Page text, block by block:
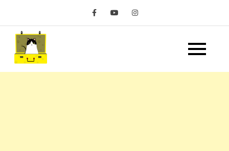
content
嘿 我要旅行 Hey Travel
Life